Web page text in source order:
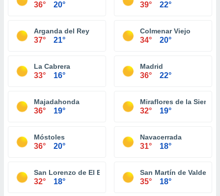
36° 20° 39° 22°
Arganda del Rey
37° 21°
Colmenar Viejo
34° 20°
La Cabrera
33° 16°
Madrid
36° 22°
Majadahonda
36° 19°
Miraflores de la Sierra
32° 19°
Móstoles
36° 20°
Navacerrada
31° 18°
San Lorenzo de El Escorial
32° 18°
San Martín de
35° 18°